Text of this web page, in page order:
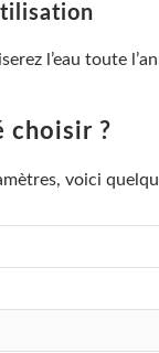
l’eau toute
choisir ?
voici